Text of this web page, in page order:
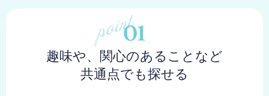
趣味や、関心のあることなど
共通点でも探せる